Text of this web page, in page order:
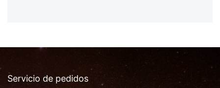
Servicio de pedidos